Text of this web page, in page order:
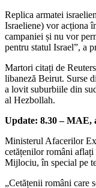
Replica armatei
Israeliene) vor acționa
campaniei și nu vor
pentru statul Israel”, a
Martori citați de
libaneză Beirut. Surse
a lovit suburbiile din
al Hezbollah.
Update: 8.30 – MAE,
Ministerul Afacerilor
cetățenilor români
Mijlociu, în special pe
„Cetățenii români care